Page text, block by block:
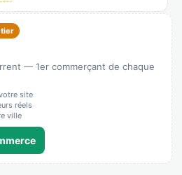
— 1er commerçant de chaque
site
réels
ville